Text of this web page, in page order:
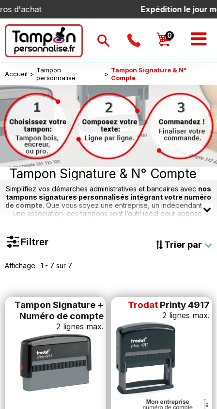
Expédition le jour même pour
Accueil > Tampon
personnalisé
> Tampon Signature & N°
Compte
Tampon Signature & N° Compte
Simplifiez vos démarches administratives et bancaires avec nos
tampons signatures personnalisés intégrant votre numéro
de compte. Que vous soyez une entreprise, un indépendant ou
une association, ces tampons sont l’outil idéal pour apposer
Alliez praticité et professionnalisme grâce à des empreintes
nettes et précises, conçues pour gagner du temps et renforcer la
personnalisation & optimisez vos processus administratifs dès
Filtrer
Affichage : 1 - 7 sur 7
Trier par
Tampon Signature +
Numéro de compte
2 lignes max.
Trodat Printy 4917
2 lignes max.